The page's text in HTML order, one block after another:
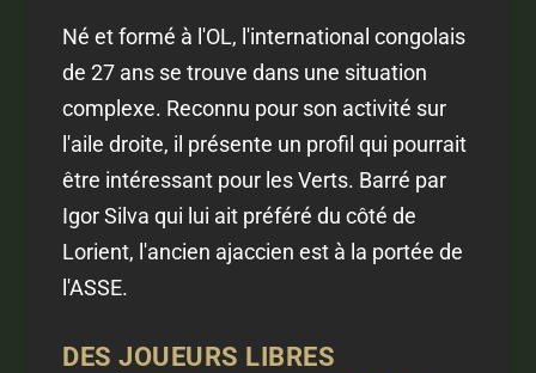
Né et formé à l'OL, l'international congolais
de 27 ans se trouve dans une situation
complexe. Reconnu pour son activité sur
l'aile droite, il présente un profil qui pourrait
être intéressant pour les Verts. Barré par
Igor Silva qui lui ait préféré du côté de
Lorient, l'ancien ajaccien est à la portée de
l'ASSE.
DES JOUEURS LIBRES